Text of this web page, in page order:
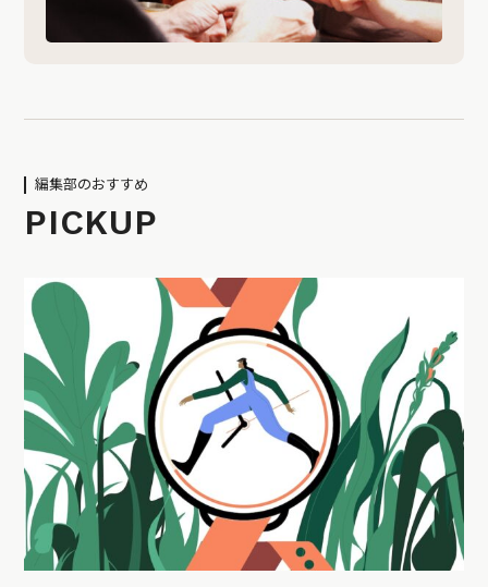
編集部のおすすめ
PICKUP